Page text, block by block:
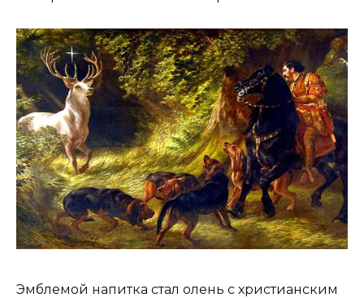
Эмблемой напитка стал олень с христианским